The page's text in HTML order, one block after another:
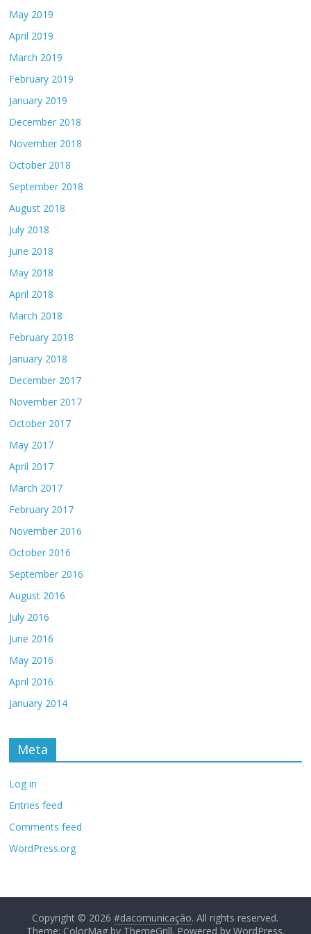
May 2019
April 2019
March 2019
February 2019
January 2019
December 2018
November 2018
October 2018
September 2018
August 2018
July 2018
June 2018
May 2018
April 2018
March 2018
February 2018
January 2018
December 2017
November 2017
October 2017
May 2017
April 2017
March 2017
February 2017
November 2016
October 2016
September 2016
August 2016
July 2016
June 2016
May 2016
April 2016
January 2014
Meta
Log in
Entries feed
Comments feed
WordPress.org
Copyright © 2026#dacomunicação. All rights reserved.
Theme: ColorMag by ThemeGrill. Powered by WordPress.